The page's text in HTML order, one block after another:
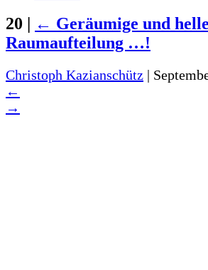
20 | ← Geräumige und
Raumaufteilung …!
Christoph Kazianschütz |
←
→